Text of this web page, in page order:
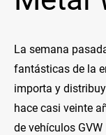
La semana
fantásticas de la
importa y
hace casi veinte
de vehículos